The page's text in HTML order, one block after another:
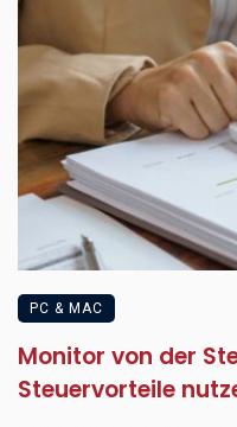
PC & MAC
Monitor von der
Steuervorteile